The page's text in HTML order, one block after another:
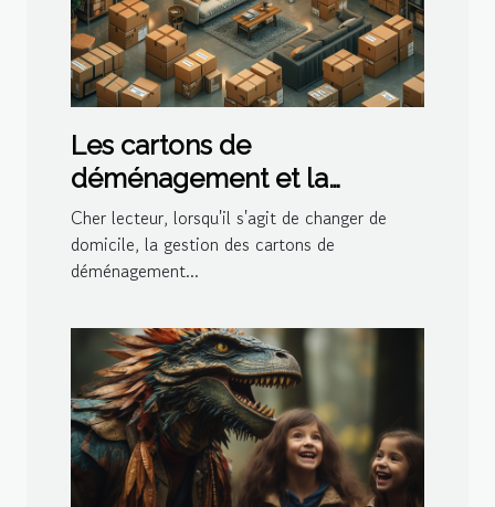
Les cartons de
déménagement et la
gestion de l'espace dans le
logement
Cher lecteur, lorsqu'il s'agit de changer de
domicile, la gestion des cartons de
déménagement...